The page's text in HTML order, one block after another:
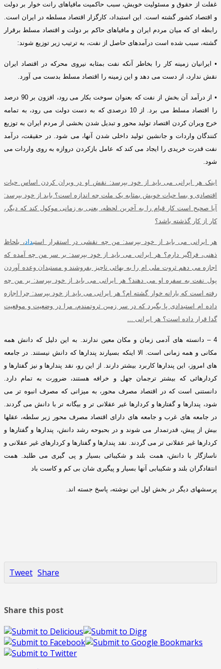
غفلت از حقوق و مسئولیت خویش، سبب حاکمیت مافیاهای رانت خوار بر دولت
و اقتصاد کشور گشته است
این استبداد، کارگزار اقتصاد مسلطه در ایران است
رابطه ای که میان مردم ایران و مافیاهای حاکم بر دولت و اقتصاد مسلط برقرار
گشته، سبب شده است درآمدهای حاصل از نفت، به ترتیب زیر توزیع شوند :
• ایرانیان زمینه کار را بخاطر آنکه نفت بمثابه نیروی محرکه در اقتصاد ایران
نقش ندارد، از دست می دهد و این زمینه را اقتصاد مسلط بدست می آورد
• از درآمد آن بخش از نفت که بعنوان سوخت بکار می رود، افزون بر90 درصد
را اقتصاد مسلط می برد
از 10 درصدی که به دست دولت می رود، به تمامه
خرج ویران کردن اقتصاد تولید محور و تبدیل شدن بخشی از مردم ایران به توزیع
کنندگان واردات و جانشین تولید داخلی شدن آنها، می شود
در حقیقت، درآمد
نفت قدرت خریدی را ایجاد می کند که عامل بازکردن دروازه به روی واردات می
شود
اینک هر ایرانی می باید از خود بپرسد : نقش او در ویران کردن اساس حیات
اقتصادی و بسا حیات خویش بمثابه یک ملت چه اندازه است؟ باید از خود بپرسد :
آیا صحیح است کار قیام را به آخرین لحظه، یعنی به زمانی موکول کند که دیگر،
کار از کار گذشته باشد؟
هر ایرانی می باید از خود بپرسد : من چه نقشی در استقرار استبداد ، بلحاظ
ذهنی، فراگیر دارم؟ هر ایرانی می باید از خود بپرسد : بر سر من چه آمده که
اجازه می دهم ثروت ملی ام را به بهائی ناچیز بفروشند و مستبدان وعده آوردن
پول نفت به سفره او می دهند؟ هر ایرانی می باید از خود بپرسد : بر من چه
رفته است که یارانه خوار گشته ام؟ هر ایرانی می باید از خود بپرسد : چرا اجازه
داده ام استبدادی پا بگیرد که در سر زمین ثروتمندم، مرا در وضعیت و موقعیت
گدا قرار داده است؟ هر ایرانی
4 – دانسته های آدمی زمان و مکان معین ندارند
به این دلیل که دانش همه
مکانی و همه زمانی است
الا اینکه بسیارند پندارها که دانش نیستند
در جامعه
های امروز، این پندارها کاربرد بیشتر دارند
از این رو، نقد پندارها و نیز گفتارها و
کردارهائی که بیشتر ترجمان جهل و خرافه هستند، ضرورت به تمام دارد
دانستنی است که در اقتصاد مصرف محور، به میزانی که مصرف انبوه تر می
شود، پندارها و گفتارها و کردارها غیر عقلانی تر و بیگانه تر با دانش می گردند
در جامعه های غرب و جامعه های دارای اقتصاد مصرف محور زیر سلطه، عقلها
بیش از پیش، قدرتمدار می شوند و در بحبوحه رشد دانش، پندارها و گفتارها و
کردارها غیر عقلانی تر می گردند
نقد پندارها و گفتارها و کردارهای غیر عقلانی و
ناسازگار با دانش، همت بلند و شکیبائی بسیار و پی گیری می طلبد
همت
انتقادگران بلند و شکیبابی آنها بسیار و پیگیری شان بی کم و کاست باد
پرسشهای دیگر در بخش اول این نوشته، پاسخ جسته اند
Tweet Share
Share this post